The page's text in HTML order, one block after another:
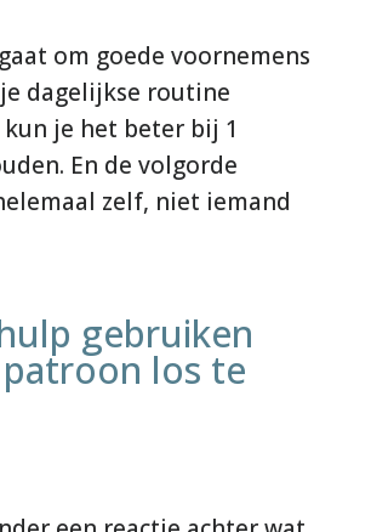
om goede voornemens
dagelijkse routine
je het beter bij 1
En de volgorde
zelf, niet iemand
gebruiken
los te